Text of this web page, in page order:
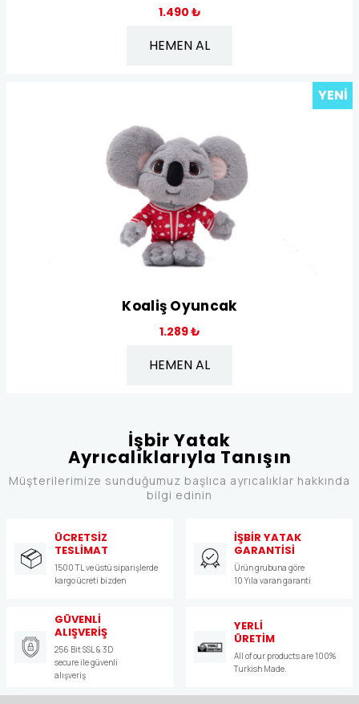
1.490 ₺
HEMEN AL
YENI
Koaliş Oyuncak
1.289 ₺
HEMEN AL
İşbir Yatak
Ayrıcalıklarıyla Tanışın
Müşterilerimize sunduğumuz başlıca ayrıcalıklar hakkında
bilgi edinin
ÜCRETSİZ
TESLİMAT
1500 TL ve üstü siparişlerde
kargo ücreti bizden
İŞBİR YATAK
GARANTİSİ
Ürün grubuna göre
10 Yıla varan garanti
GÜVENLİ
ALIŞVERİŞ
256 Bit SSL & 3D
secure ile güvenli
alışveriş
YERLİ
ÜRETİM
All of our products are 100%
Turkish Made.